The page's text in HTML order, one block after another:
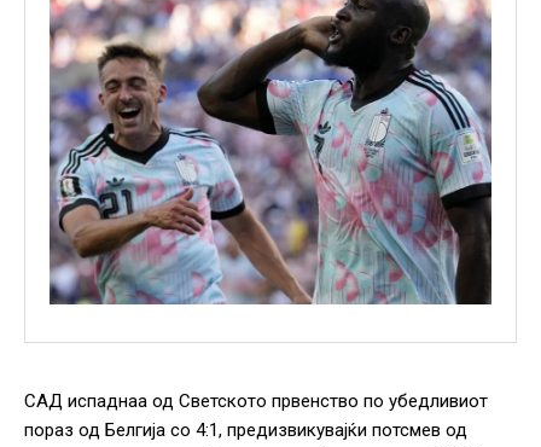
САД испаднаа од Светското првенство по убедливиот
пораз од Белгија со 4:1, предизвикувајќи потсмев од